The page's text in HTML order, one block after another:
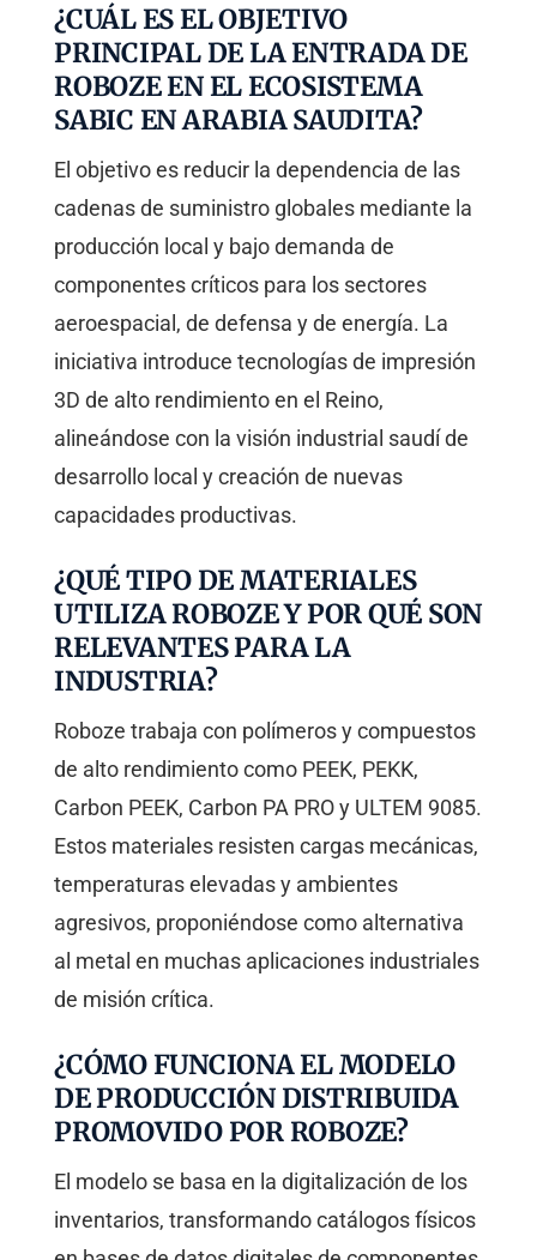
¿CUÁL ES EL OBJETIVO
PRINCIPAL DE LA ENTRADA DE
ROBOZE EN EL ECOSISTEMA
SABIC EN ARABIA SAUDITA?
El objetivo es reducir la dependencia de las
cadenas de suministro globales mediante la
producción local y bajo demanda de
componentes críticos para los sectores
aeroespacial, de defensa y de energía. La
iniciativa introduce tecnologías de impresión
3D de alto rendimiento en el Reino,
alineándose con la visión industrial saudí de
desarrollo local y creación de nuevas
capacidades productivas.
¿QUÉ TIPO DE MATERIALES
UTILIZA ROBOZE Y POR QUÉ SON
RELEVANTES PARA LA
INDUSTRIA?
Roboze trabaja con polímeros y compuestos
de alto rendimiento como PEEK, PEKK,
Carbon PEEK, Carbon PA PRO y ULTEM 9085.
Estos materiales resisten cargas mecánicas,
temperaturas elevadas y ambientes
agresivos, proponiéndose como alternativa
al metal en muchas aplicaciones industriales
de misión crítica.
¿CÓMO FUNCIONA EL MODELO
DE PRODUCCIÓN DISTRIBUIDA
PROMOVIDO POR ROBOZE?
El modelo se basa en la digitalización de los
inventarios, transformando catálogos físicos